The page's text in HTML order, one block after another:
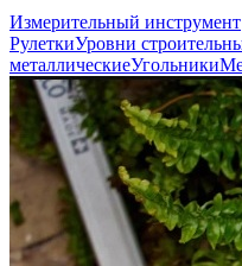
Измерительный инструмент
РулеткиУровни
металлическиеУгольники